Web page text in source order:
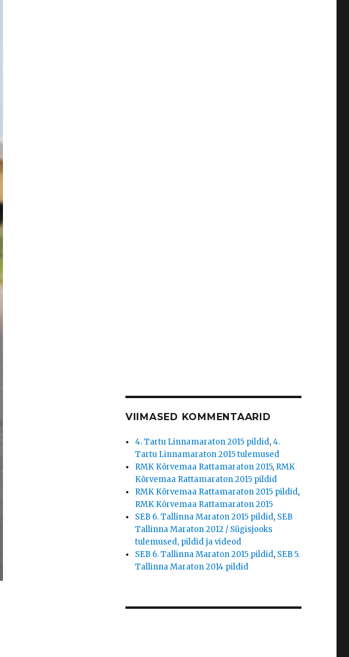
VIIMASED KOMMENTAARID
4. Tartu Linnamaraton 2015 pildid,4.
Tartu Linnamaraton 2015 tulemused
RMK Kõrvemaa Rattamaraton 2015, RMK
Kõrvemaa Rattamaraton 2015 pildid
RMK Kõrvemaa Rattamaraton 2015 pildid,
RMK Kõrvemaa Rattamaraton 2015
SEB 6. Tallinna Maraton 2015 pildid, SEB
Tallinna Maraton 2012 / Sügisjooks
tulemused, pildid ja videod
SEB 6. Tallinna Maraton 2015 pildid, SEB 5.
Tallinna Maraton 2014 pildid